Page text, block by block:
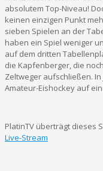
absolutem Top-Niveau!
keinen einzigen Punkt
sieben Spielen an der
haben ein Spiel weniger
auf dem dritten
die Kapfenberger, die
Zeltweger aufschließen.
Amateur-Eishockey auf
PlatinTV überträgt dieses
Live-Stream